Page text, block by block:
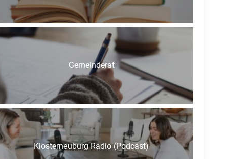
Gemeinderat
Klosterneuburg Radio (Podcast)